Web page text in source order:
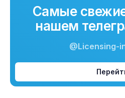
Самые
нашем
@Licensing-